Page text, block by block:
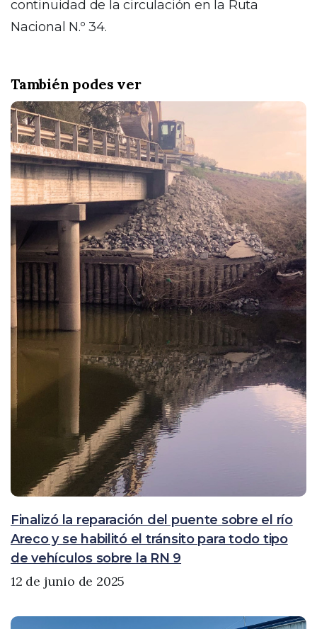
continuidad de la circulación en la Ruta
Nacional N.º 34.
También podes ver
Finalizó la reparación del puente sobre el río
Areco y se habilitó el tránsito para todo tipo
de vehículos sobre la RN 9
12 de junio de 2025